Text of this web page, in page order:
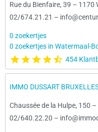
Rue du Bienfaire, 39 – 1170
02/674.21.21 –
0 zoekertjes
0 zoekertjes in Watermaal-
454
IMMO DUSSART
Chaussée de la Hulpe, 150 –
02/640.22.20 –